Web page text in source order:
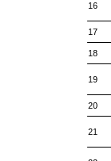
16
17
18
19
20
21